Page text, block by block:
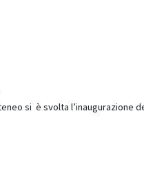
si è svolta l’inaugurazione